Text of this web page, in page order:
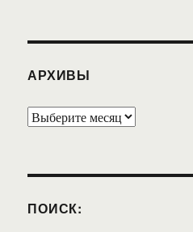
АРХИВЫ
Архивы
ПОИСК: